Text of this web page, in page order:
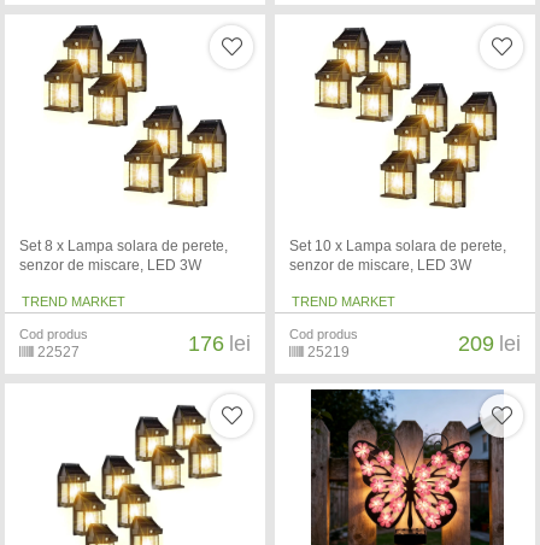
Set 8 x Lampa solara de perete,
senzor de miscare, LED 3W
TREND MARKET
Cod produs
22527 176 lei
Set 10 x Lampa solara de perete,
senzor de miscare, LED 3W
TREND MARKET
Cod produs
25219 209 lei